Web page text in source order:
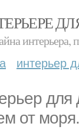
интерьера,
интерьер
для
от моря.